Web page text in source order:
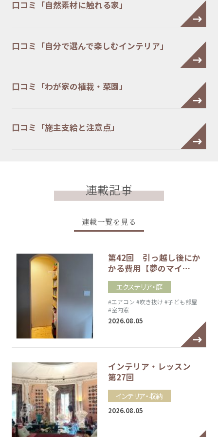
口コミ「自然素材に触れる家」
口コミ「自分で選んで楽しむインテリア」
口コミ「わが家の植栽・菜園」
口コミ「施主支給と注意点」
連載記事
連載一覧を見る
第42回 引っ越し後にか
かる費用【夢のマイ…
エクステリア・庭
#エアコン #吹き抜け #子ども部屋
#室内窓
2026.08.05
インテリア・レッスン
第27回
インテリア・収納
2026.08.05